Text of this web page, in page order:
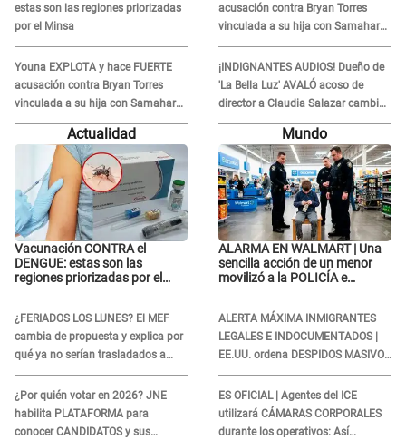
estas son las regiones priorizadas
por el Minsa
Youna EXPLOTA y hace FUERTE
acusación contra Bryan Torres
vinculada a su hija con Samahara
Lobatón: "Le volvió a..."
acusación contra Bryan Torres
vinculada a su hija con Samahara
Lobatón: "Le volvió a..."
¡INDIGNANTES AUDIOS! Dueño de
'La Bella Luz' AVALÓ acoso de
director a Claudia Salazar cambio
de darle TEMAS musicales:
Actualidad
Vacunación CONTRA el
DENGUE: estas son las
regiones priorizadas por el
¿FERIADOS LOS LUNES? El MEF
cambia de propuesta y explica por
qué ya no serían trasladados a
viernes
¿Por quién votar en 2026? JNE
habilita PLATAFORMA para
conocer CANDIDATOS y sus
Mundo
ALARMA EN WALMART | Una
sencilla acción de un menor
movilizó a la POLICÍA e
ALERTA MÁXIMA INMIGRANTES
LEGALES E INDOCUMENTADOS |
EE.UU. ordena DESPIDOS MASIVOS
y DEPORTACIONES a estos
extranjeros
ES OFICIAL | Agentes del ICE
utilizará CÁMARAS CORPORALES
durante los operativos: Así